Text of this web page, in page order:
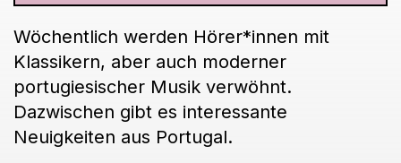
Wöchentlich werden Hörer*innen mit
Klassikern, aber auch moderner
portugiesischer Musik verwöhnt.
Dazwischen gibt es interessante
Neuigkeiten aus Portugal.